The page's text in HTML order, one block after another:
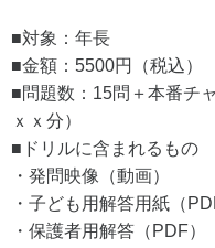
■対象：年長
■金額：5500円（税込）
■問題数：15問＋本番チ
ｘｘ分）
■ドリルに含まれるもの
・発問映像（動画）
・子ども用解答用紙（
・保護者用解答（PDF）